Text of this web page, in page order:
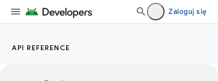
Zaloguj się
API REFERENCE